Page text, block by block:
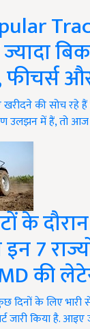
खरीदने की सोच रहे
उलझन में हैं, तो
के दौरान
7
की
दिनों के लिए भारी
जारी किया है.